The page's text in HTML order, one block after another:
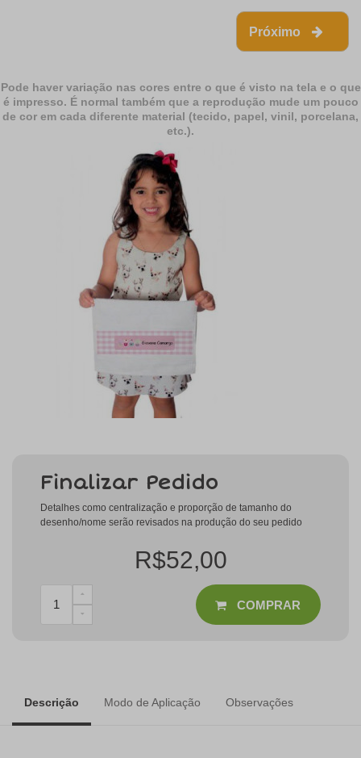
Próximo
Pode haver variação nas cores entre o que é visto na tela e o que
é impresso. É normal também que a reprodução mude um pouco
de cor em cada diferente material (tecido, papel, vinil, porcelana,
etc.).
Finalizar Pedido
Detalhes como centralização e proporção de tamanho do
desenho/nome serão revisados na produção do seu pedido
R$52,00
COMPRAR
Descrição Modo de Aplicação Observações